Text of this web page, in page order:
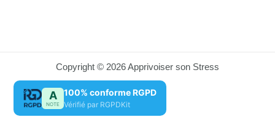
Copyright © 2026 Apprivoiser son Stress
A
NOTE
100% conforme RGPD
Vérifié par RGPDKit